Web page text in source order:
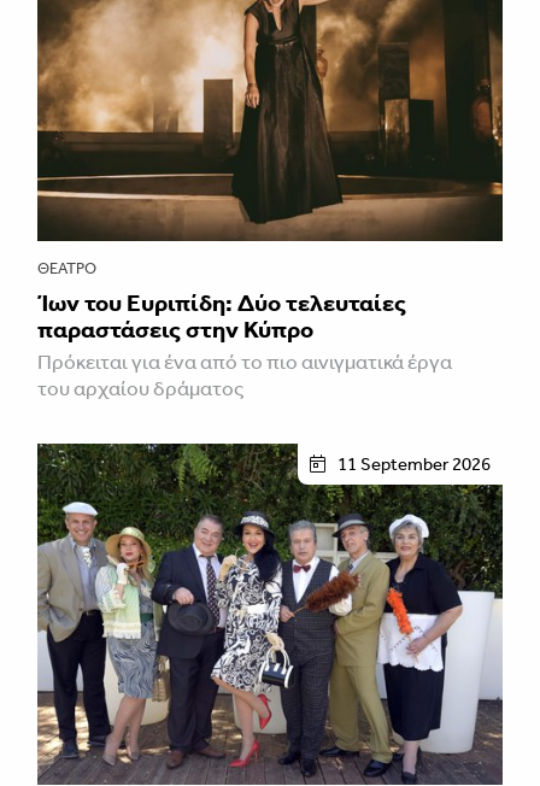
ΘΈΑΤΡΟ
Ίων του Ευριπίδη: Δύο τελευταίες
παραστάσεις στην Κύπρο
Πρόκειται για ένα από το πιο αινιγματικά έργα
του αρχαίου δράματος
11 September 2026